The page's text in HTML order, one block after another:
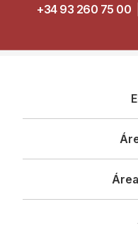
+34 93 260 75 00
principal